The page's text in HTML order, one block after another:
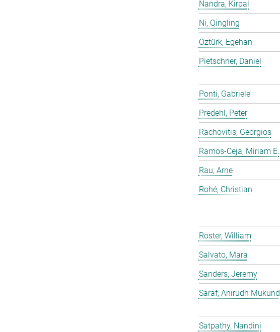
Nandra, Kirpal
Ni, Qingling
Öztürk, Egehan
Pietschner, Daniel
Ponti, Gabriele
Predehl, Peter
Rachovitis, Georgios
Ramos-Ceja, Miriam E.
Rau, Arne
Rohé, Christian
Roster, William
Salvato, Mara
Sanders, Jeremy
Saraf, Anirudh Mukund
Satpathy, Nandini